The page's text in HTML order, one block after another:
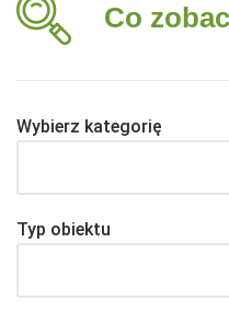
Co
Wybierz kategorię
Typ obiektu